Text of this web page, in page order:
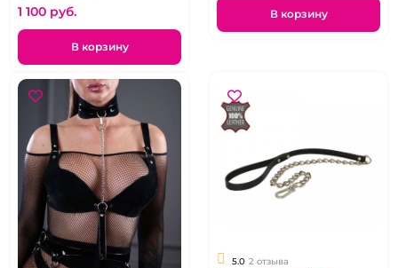
1 100 pуб.
В корзину
В корзину
5.0 2 отзыва